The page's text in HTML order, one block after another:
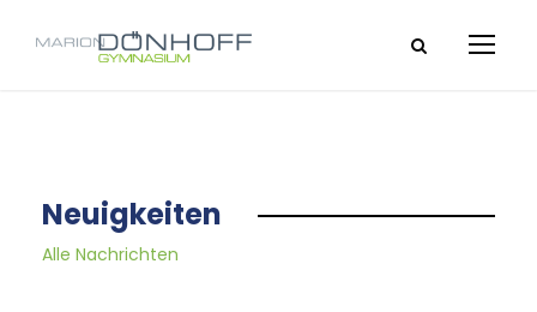
Neuigkeiten
Alle Nachrichten